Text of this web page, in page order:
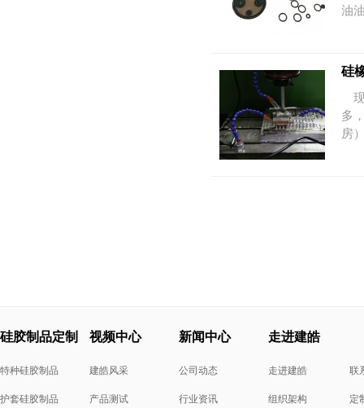
油
硅
多
房
硅胶制品定制
特种硅胶制品
护套硅胶制品
视频中心
建皓风采
产品测试
新闻中心
公司动态
行业资讯
走进建皓
走进建皓 联
组织架构 定